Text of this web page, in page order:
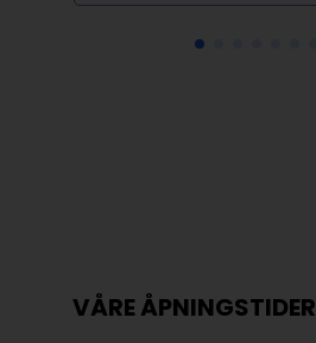
VÅRE ÅPNINGSTIDER